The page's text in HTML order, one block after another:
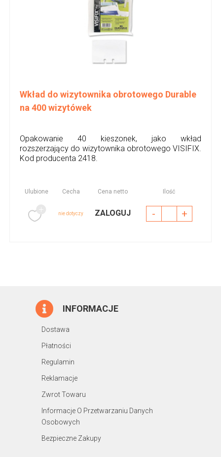
Wkład do wizytownika obrotowego Durable
na 400 wizytówek
Opakowanie 40 kieszonek, jako wkład
rozszerzający do wizytownika obrotowego VISIFIX.
Kod producenta 2418.
Ulubione Cecha Cena netto Ilość
nie dotyczy ZALOGUJ - +
INFORMACJE
Dostawa
Płatności
Regulamin
Reklamacje
Zwrot Towaru
Informacje O Przetwarzaniu Danych
Osobowych
Bezpieczne Zakupy